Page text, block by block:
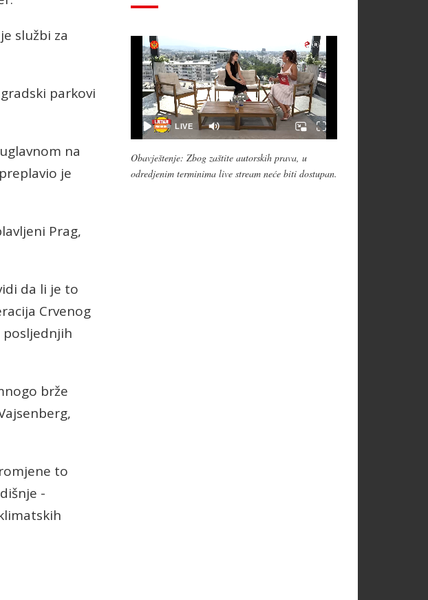
službi za
parkovi
na
je
Prag,
da li je to
Crvenog
posljednjih
brže
to
-
Obavještenje: Zbog zaštite autorskih prava, u
odredjenim terminima live stream neće biti dostupan.